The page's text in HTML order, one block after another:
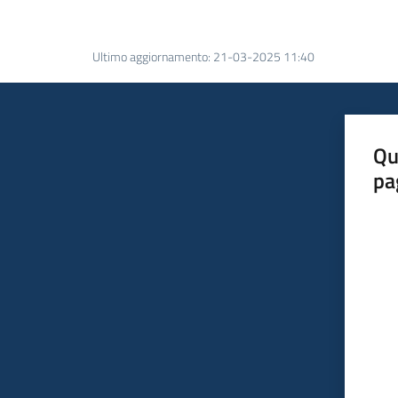
Ultimo aggiornamento: 21-03-2025 11:40